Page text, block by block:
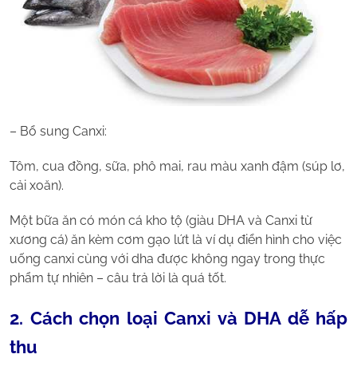
– Bổ sung Canxi:
Tôm, cua đồng, sữa, phô mai, rau màu xanh đậm (súp lơ,
cải xoăn).
Một bữa ăn có món cá kho tộ (giàu DHA và Canxi từ
xương cá) ăn kèm cơm gạo lứt là ví dụ điển hình cho việc
uống canxi cùng với dha được không ngay trong thực
phẩm tự nhiên – câu trả lời là quá tốt.
2. Cách chọn loại Canxi và DHA dễ hấp
thu